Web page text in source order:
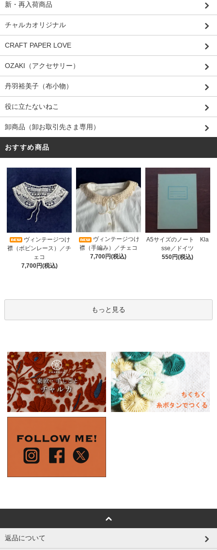
新・再入荷商品
チャルカオリジナル
CRAFT PAPER LOVE
OZAKI（アクセサリー）
丹羽裕美子（布小物）
役に立たないねこ
卸商品（卸お取引先さま専用）
おすすめ商品
ヴィンテージつけ
襟（ボビンレース）／チ
ェコ
7,700円(税込)
ヴィンテージつけ
襟（手編み）／チェコ
7,700円(税込)
A5サイズのノート Kla
sse／ドイツ
550円(税込)
もっと見る
返品について